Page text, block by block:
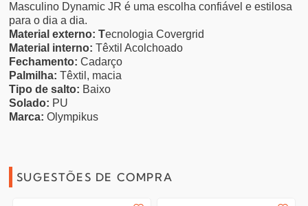
Masculino Dynamic JR é uma escolha confiável e estilosa
para o dia a dia.
Material externo: Tecnologia Covergrid
Material interno:Têxtil Acolchoado
Fechamento: Cadarço
Palmilha:Têxtil, macia
Tipo de salto: Baixo
Solado: PU
Marca:Olympikus
SUGESTÕES DE COMPRA